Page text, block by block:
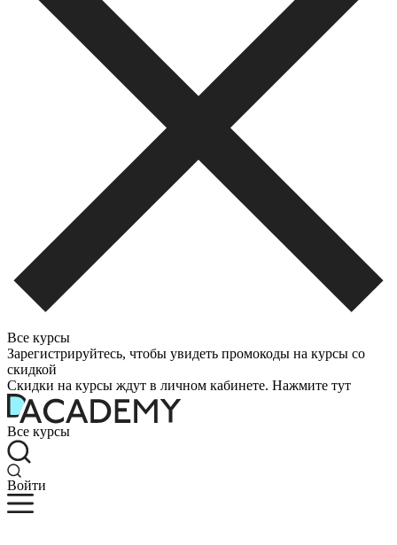
Все курсы
Зарегистрируйтесь, чтобы увидеть промокоды на курсы со
скидкой
Скидки на курсы ждут в личном кабинете. Нажмите тут
Все курсы
Войти